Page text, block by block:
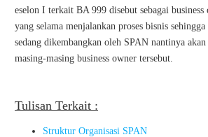
eselon I terkait BA 999 disebut sebagai
yang selama menjalankan proses bisnis
sedang dikembangkan oleh SPAN nantinya
masing-masing business owner tersebut.
Tulisan Terkait :
Struktur Organisasi SPAN